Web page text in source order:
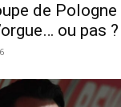
de Pologne
ou pas ?